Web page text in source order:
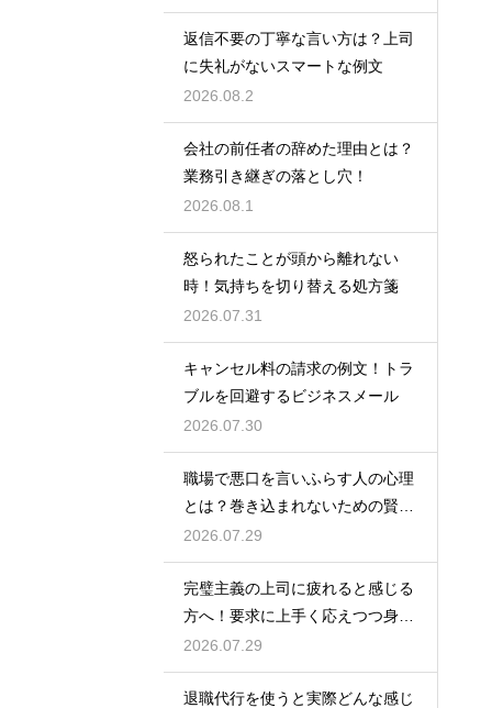
返信不要の丁寧な言い方は？上司
に失礼がないスマートな例文
2026.08.2
会社の前任者の辞めた理由とは？
業務引き継ぎの落とし穴！
2026.08.1
怒られたことが頭から離れない
時！気持ちを切り替える処方箋
2026.07.31
キャンセル料の請求の例文！トラ
ブルを回避するビジネスメール
2026.07.30
職場で悪口を言いふらす人の心理
とは？巻き込まれないための賢い
対処法
2026.07.29
完璧主義の上司に疲れると感じる
方へ！要求に上手く応えつつ身を
守る方法
2026.07.29
退職代行を使うと実際どんな感じ